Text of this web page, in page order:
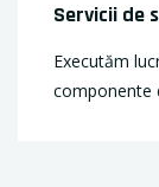
Servicii de
Executăm
componente